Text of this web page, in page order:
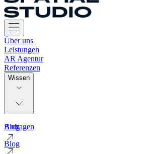
Über uns
Leistungen
AR Agentur
Referenzen
Wissen
Blog
Blog
Anfragen